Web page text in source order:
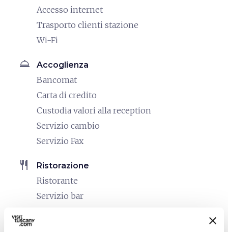
Accesso internet
Trasporto clienti stazione
Wi-Fi
room_service Accoglienza
Bancomat
Carta di credito
Custodia valori alla reception
Servizio cambio
Servizio Fax
restaurant Ristorazione
Ristorante
Servizio bar